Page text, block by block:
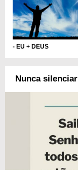
- EU + DEUS
Nunca silenciar